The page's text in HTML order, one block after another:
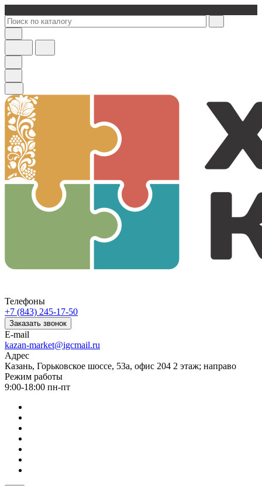
Телефоны
+7 (843) 245-17-50
Заказать звонок
E-mail
kazan-market@igcmail.ru
Адрес
Казань, ​Горьковское шоссе, 53а, офис 204 2 этаж; направо
Режим работы
9:00-18:00 пн-пт